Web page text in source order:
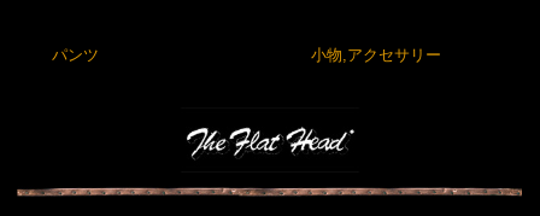
パンツ 小物,アクセサリー